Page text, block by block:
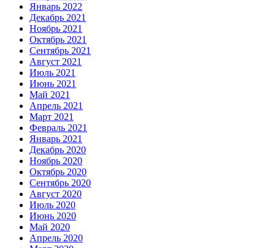
Январь 2022
Декабрь 2021
Ноябрь 2021
Октябрь 2021
Сентябрь 2021
Август 2021
Июль 2021
Июнь 2021
Май 2021
Апрель 2021
Март 2021
Февраль 2021
Январь 2021
Декабрь 2020
Ноябрь 2020
Октябрь 2020
Сентябрь 2020
Август 2020
Июль 2020
Июнь 2020
Май 2020
Апрель 2020